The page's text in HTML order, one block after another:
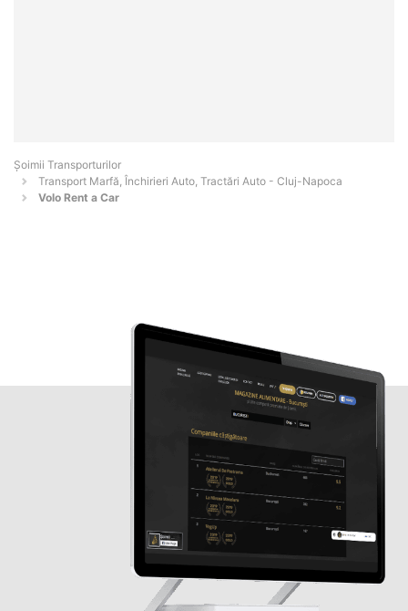
Șoimii Transporturilor
Transport Marfă, Închirieri Auto, Tractări Auto - Cluj-Napoca
Volo Rent a Car